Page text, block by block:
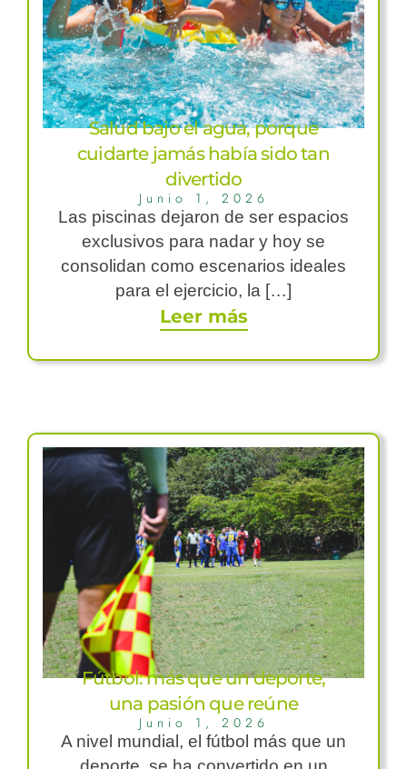
Salud bajo el agua, porque
cuidarte jamás había sido tan
divertido
Junio 1, 2026
Las piscinas dejaron de ser espacios
exclusivos para nadar y hoy se
consolidan como escenarios ideales
para el ejercicio, la […]
Leer más
Fútbol: más que un deporte,
una pasión que reúne
Junio 1, 2026
A nivel mundial, el fútbol más que un